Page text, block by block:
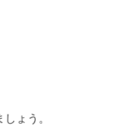
ょう。